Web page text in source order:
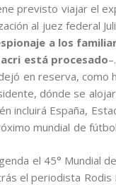
previsto viajar el
al juez federal
a los
está procesado
en reserva, como
dónde se
incluirá España,
mundial de
el 45° Mundial
el periodista Rodis